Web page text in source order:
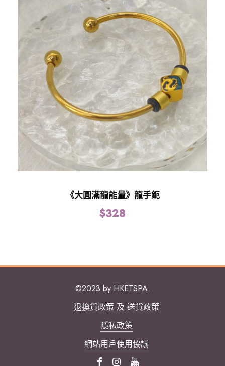
《大圓滿龍能量》龍手鈪
$328
©2023 by HKETSPA.
退換貨政策 及 送貨政策
隱私政策
網站用戶使用協議